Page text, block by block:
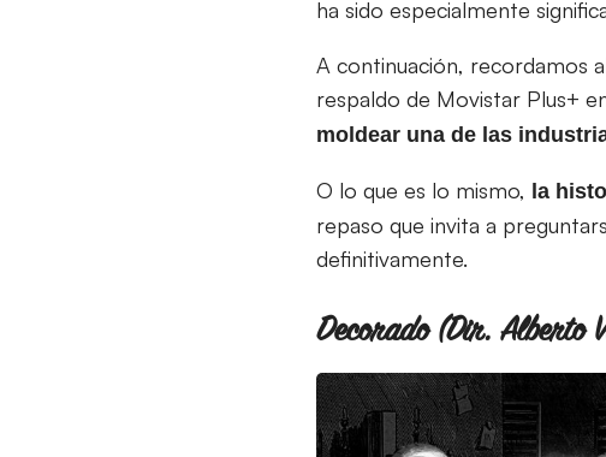
ha sido especialmente
A continuación, recordamos
respaldo de Movistar Plus+
moldear una de las
O lo que es lo mismo, la
repaso que invita a
definitivamente.
Decorado (Dir. Alberto